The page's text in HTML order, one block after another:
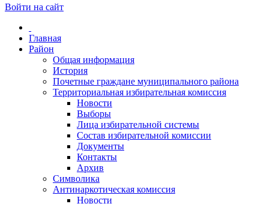
Войти на сайт
Главная
Район
Общая информация
История
Почетные граждане муниципального района
Территориальная избирательная комиссия
Новости
Выборы
Лица избирательной системы
Состав избирательной комиссии
Документы
Контакты
Архив
Символика
Антинаркотическая комиссия
Новости